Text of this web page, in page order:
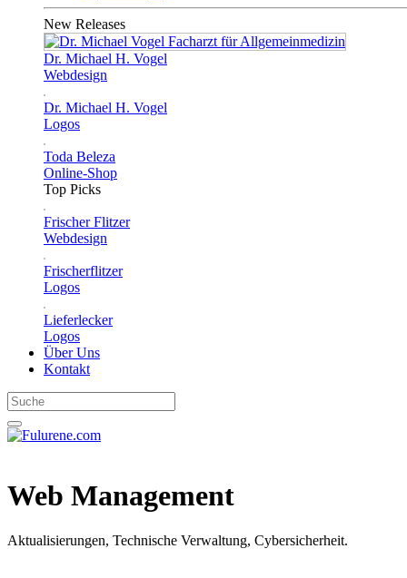
New Releases
Dr. Michael H. Vogel
Webdesign
Dr. Michael H. Vogel
Logos
Toda Beleza
Online-Shop
Top Picks
Frischer Flitzer
Webdesign
Frischerflitzer
Logos
Lieferlecker
Logos
Über Uns
Kontakt
Web Management
Aktualisierungen, Technische Verwaltung, Cybersicherheit.